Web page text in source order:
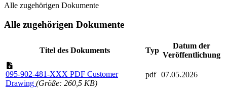
Alle zugehörigen Dokumente
Alle zugehörigen Dokumente
Titel des Dokuments Typ
Datum der
Veröffentlichung
095-902-481-XXX PDF Customer
Drawing (Größe: 260,5 KB)
pdf 07.05.2026